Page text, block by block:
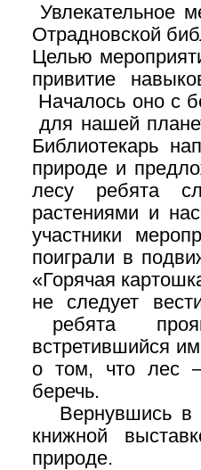
Увлекательное
Отрадновской
Целью
привитие
Началось оно с
для нашей
Библиотекарь
природе и
лесу ребята
растениями и
участники
поиграли в
«Горячая
не следует
ребята
встретившийся
о том, что лес –
беречь.
Вернувшись в
книжной
природе.